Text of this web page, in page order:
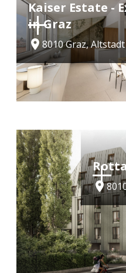
Kaiser Estate -
in Graz
8010 Graz, Altstadt